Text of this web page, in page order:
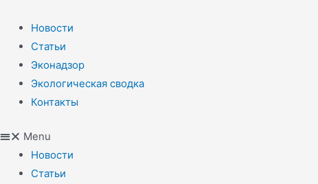
содержимому
Новости
Статьи
Эконадзор
Экологическая сводка
Контакты
Menu
Новости
Статьи